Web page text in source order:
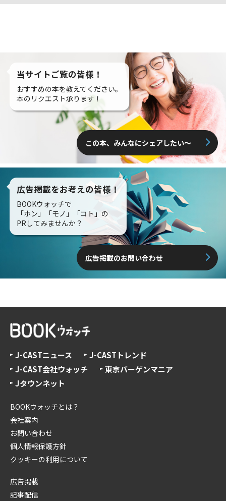
当サイトご覧の皆様！
おすすめの本を教えてください。
本のリクエスト承ります！
この本、みんなにシェアしたい〜
広告掲載をお考えの皆様！
BOOKウォッチで
「ホン」「モノ」「コト」の
PRしてみませんか？
広告掲載のお問い合わせ
J-CASTニュース
J-CASTトレンド
J-CAST会社ウォッチ
東京バーゲンマニア
Jタウンネット
BOOKウォッチとは？
会社案内
お問い合わせ
個人情報保護方針
クッキーの利用について
広告掲載
記事配信